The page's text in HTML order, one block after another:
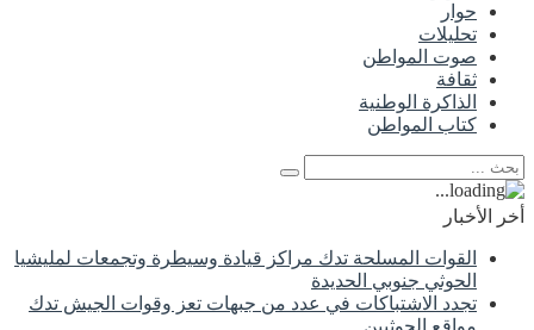
حوار
تحليلات
صوت المواطن
ثقافة
الذاكرة الوطنية
كتاب المواطن
أخر الأخبار
القوات المسلحة تدك مراكز قيادة وسيطرة وتجمعات لمليشيا
الحوثي جنوبي الحديدة
تجدد الاشتباكات في عدد من جبهات تعز وقوات الجيش تدك
مواقع الحوثيين